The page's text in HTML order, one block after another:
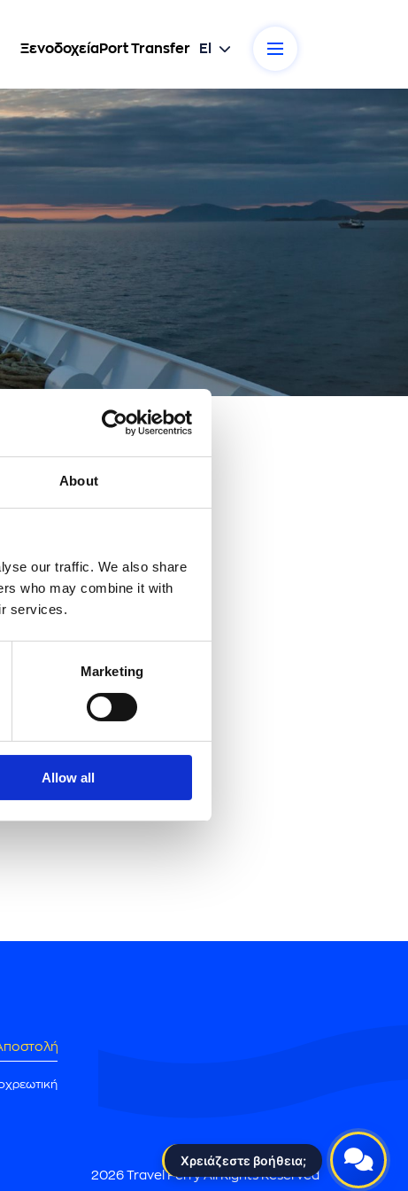
About
our traffic. We also share
who may combine it with
services.
Marketing
Allow all
ΞενοδοχείαPort Transfer El
της
στόλου
καζίνο κ.ά.).
2026 Travel Ferry All Rights Reserved
Χρειάζεστε βοήθεια;